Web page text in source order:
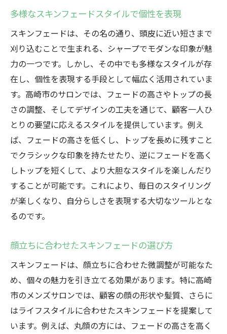
多様なスキンフェードスタイルで個性を表現
スキンフェードは、その名の通り、頭皮に近い短さまで
刈り込むことで生まれる、シャープでモダンな印象が魅
力の一つです。しかし、その中でも多様なスタイルが存
在し、個性を表現する手段として幅広く活用されていま
す。高崎市のサロンでは、フェードの高さやトップの長
さの調整、そしてデザインの工夫を通じて、顧客一人ひ
とりの要望に応えるスタイルを提供しています。例え
ば、フェードの高さを低くし、トップを長めに残すこと
でクラシックな印象を持たせたり、逆にフェードを高く
しトップを短くして、より大胆なスタイルを楽しんだり
することが可能です。これにより、毎日のスタイリング
が楽しくなり、自分らしさを表現する大切なツールとな
るのです。
顔立ちに合わせたスキンフェードの選び方
スキンフェードは、顔立ちに合わせた微調整が可能なた
め、個々の魅力を引き立てる効果があります。特に高崎
市のメンズサロンでは、顧客の顔の形状や髪質、さらに
はライフスタイルに合わせたスキンフェードを提案して
います。例えば、丸顔の方には、フェードの高さを高く